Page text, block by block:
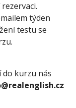
týden
testu se
do kurzu nás